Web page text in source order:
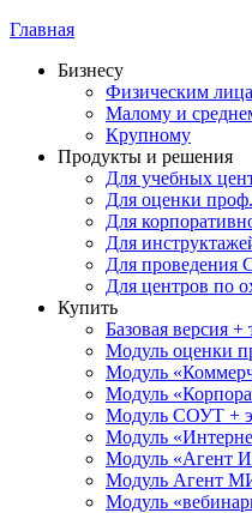
Главная
Бизнесу
Физическим
Малому и
Крупному
Продукты и решения
Для учебных
Для оценки
Для
Для
Для проведения
Для центров по
Купить
Базовая версия +
Модуль оценки
Модуль
Модуль
Модуль СОУТ +
Модуль
Модуль «Агент
Модуль Агент
Модуль